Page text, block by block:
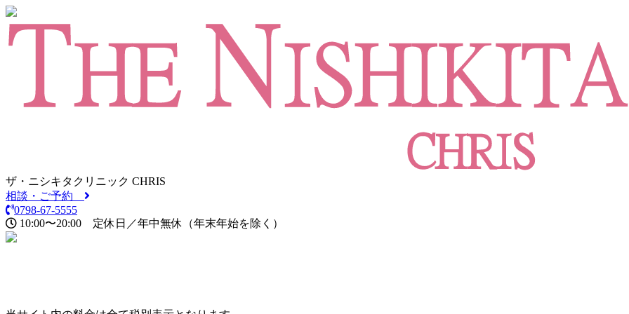
ザ・ニシキタクリニック CHRIS
相談・ご予約
0798-67-5555
10:00〜20:00 定休日／年中無休 （年末年始を除く）